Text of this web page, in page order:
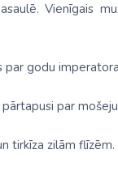
Vienīgais
par godu
par
tirkīza zilām